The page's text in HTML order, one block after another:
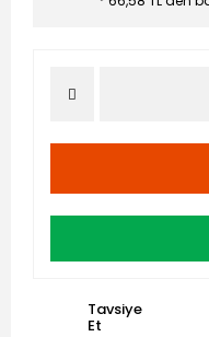
Tavsiye
Et